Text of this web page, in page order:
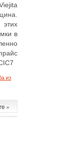
в
из
Апистограмма
виджита
»